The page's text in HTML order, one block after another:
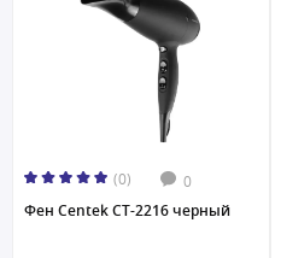
(0) 0
Фен Centek CT-2216 черный